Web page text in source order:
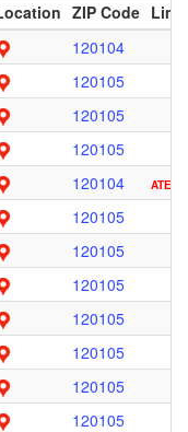
ZIP Code Limit
120104
120105
120105
120105
120104
120105
120105
120105
120105
120105
120105
120105